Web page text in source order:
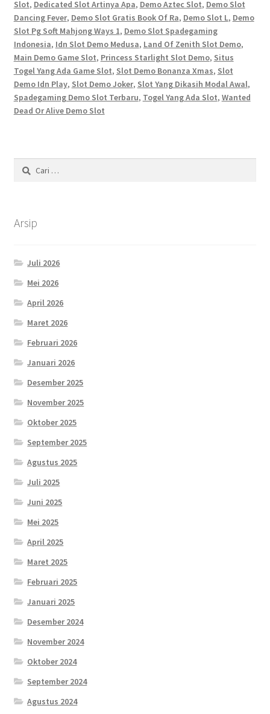
Slot, Dedicated Slot Artinya Apa, Demo Aztec Slot, Demo Slot
Dancing Fever, Demo Slot Gratis Book Of Ra, Demo Slot L, Demo
Slot Pg Soft Mahjong Ways 1, Demo Slot Spadegaming
Indonesia, Idn Slot Demo Medusa, Land Of Zenith Slot Demo,
Main Demo Game Slot, Princess Starlight Slot Demo, Situs
Togel Yang Ada Game Slot, Slot Demo Bonanza Xmas, Slot
Demo Idn Play, Slot Demo Joker, Slot Yang Dikasih Modal Awal,
Spadegaming Demo Slot Terbaru, Togel Yang Ada Slot, Wanted
Dead Or Alive Demo Slot
Cari
untuk:
Arsip
Juli 2026
Mei 2026
April 2026
Maret 2026
Februari 2026
Januari 2026
Desember 2025
November 2025
Oktober 2025
September 2025
Agustus 2025
Juli 2025
Juni 2025
Mei 2025
April 2025
Maret 2025
Februari 2025
Januari 2025
Desember 2024
November 2024
Oktober 2024
September 2024
Agustus 2024